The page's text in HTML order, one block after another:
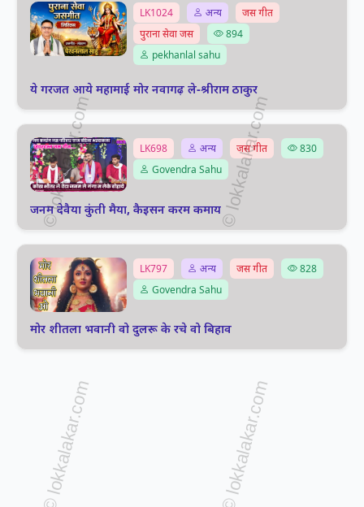
LK1024 अन्य
जस गीत
पुराना सेवा जस
894
pekhanlal sahu
ये गरजत आये महामाई मोर नवागढ़ ले-श्रीराम ठाकुर
LK698 अन्य जस गीत
830
Govendra Sahu
जनम देवैया कुंती मैया, कैइसन करम कमाय
LK797 अन्य जस गीत
828
Govendra Sahu
मोर शीतला भवानी वो दुलरू के रचे वो बिहाव